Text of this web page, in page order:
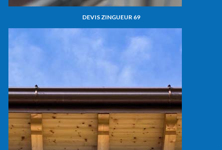
DEVIS ZINGUEUR 69